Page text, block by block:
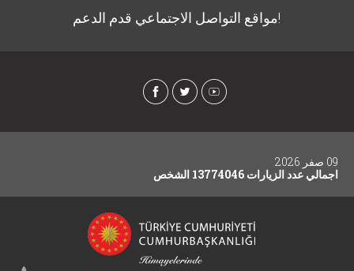
!مواقع التواصل الاجتماعي قدم الدعم
09 صفر 2026
اجمالي عدد الزيارات 13774046 الشخص